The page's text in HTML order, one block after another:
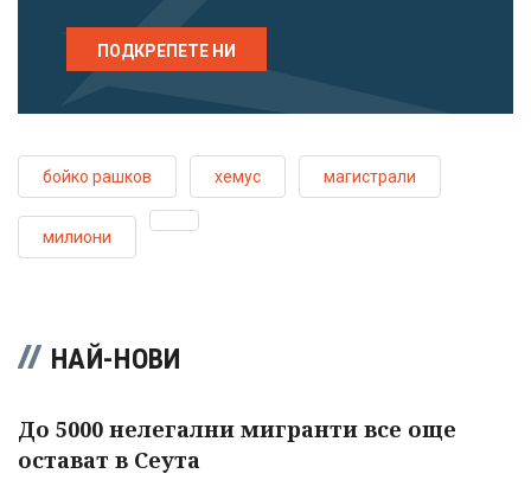
ПОДКРЕПЕТЕ НИ
бойко рашков хемус магистрали
милиони
НАЙ-НОВИ
До 5000 нелегални мигранти все още
остават в Сеута